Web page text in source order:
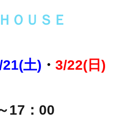
ＯＵＳＥ
土) ・ 3/22(日)
17：00